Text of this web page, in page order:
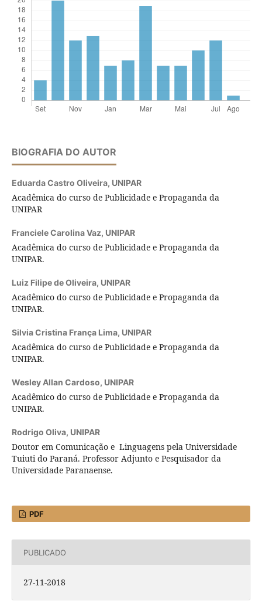
BIOGRAFIA DO AUTOR
Eduarda Castro Oliveira, UNIPAR
Acadêmica do curso de Publicidade e Propaganda da
UNIPAR
Franciele Carolina Vaz, UNIPAR
Acadêmica do curso de Publicidade e Propaganda da
UNIPAR.
Luiz Filipe de Oliveira, UNIPAR
Acadêmico do curso de Publicidade e Propaganda da
UNIPAR.
Silvia Cristina França Lima, UNIPAR
Acadêmica do curso de Publicidade e Propaganda da
UNIPAR.
Wesley Allan Cardoso, UNIPAR
Acadêmico do curso de Publicidade e Propaganda da
UNIPAR.
Rodrigo Oliva, UNIPAR
Doutor em Comunicação e Linguagens pela Universidade
Tuiuti do Paraná. Professor Adjunto e Pesquisador da
Universidade Paranaense.
PDF
PUBLICADO
27-11-2018